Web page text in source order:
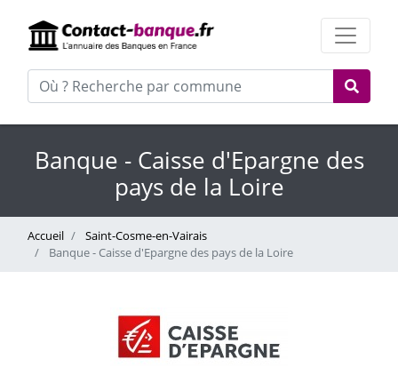
Banque - Caisse d'Epargne des
pays de la Loire
Accueil
Saint-Cosme-en-Vairais
Banque - Caisse d'Epargne des pays de la Loire